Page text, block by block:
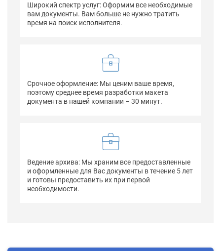
Широкий спектр услуг: Оформим все необходимые
вам документы. Вам больше не нужно тратить
время на поиск исполнителя.
Срочное оформление: Мы ценим ваше время,
поэтому среднее время разработки макета
документа в нашей компании – 30 минут.
Ведение архива: Мы храним все предоставленные
и оформленные для Вас документы в течение 5 лет
и готовы предоставить их при первой
необходимости.